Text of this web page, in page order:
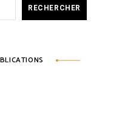
RECHERCHER